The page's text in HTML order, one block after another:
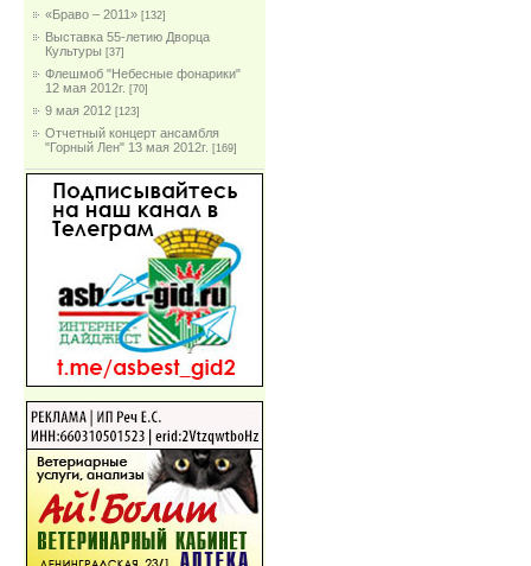
«Браво – 2011» [132]
Выставка 55-летию Дворца
Культуры [37]
Флешмоб "Небесные фонарики"
12 мая 2012г. [70]
9 мая 2012 [123]
Отчетный концерт ансамбля
"Горный Лен" 13 мая 2012г. [169]